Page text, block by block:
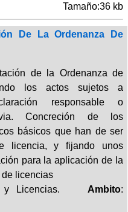
Tamaño:36 kb
De La Ordenanza De
de la Ordenanza de
los actos sujetos a
responsable o
Concreción de los
básicos que han de ser
licencia, y fijando unos
para la aplicación de la
licencias
y Licencias. Ambito: